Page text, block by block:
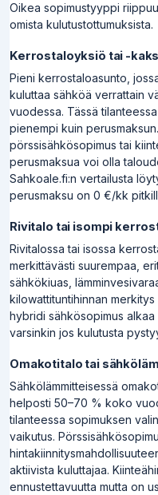
Oikea sopimustyyppi
omista kulutustottumuksista.
Kerrostaloyksiö tai -
Pieni kerrostaloasunto,
kuluttaa sähköä verrattain
vuodessa. Tässä
pienempi kuin
pörssisähkösopimus tai
perusmaksua voi olla
Sahkoale.fi:n vertailusta
perusmaksu on 0 €/kk
Rivitalo tai isompi
Rivitalossa tai isossa
merkittävästi suurempaa,
sähkökiuas,
kilowattituntihinnan
hybridi sähkösopimus
varsinkin jos kulutusta
Omakotitalo tai
Sähkölämmitteisessä
helposti 50–70 % koko
tilanteessa sopimuksen
vaikutus.
aktiivista kuluttajaa.
ennustettavuutta mutta on